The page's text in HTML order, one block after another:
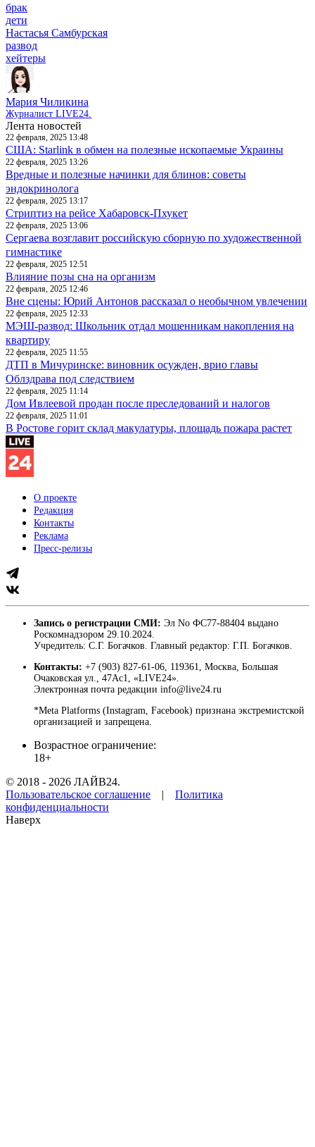
брак
дети
Настасья Самбурская
развод
хейтеры
Мария Чиликина
Журналист LIVE24.
Лента новостей
22 февраля, 2025 13:48
США: Starlink в обмен на полезные ископаемые Украины
22 февраля, 2025 13:26
Вредные и полезные начинки для блинов: советы
эндокринолога
22 февраля, 2025 13:17
Стриптиз на рейсе Хабаровск-Пхукет
22 февраля, 2025 13:06
Сергаева возглавит российскую сборную по художественной
гимнастике
22 февраля, 2025 12:51
Влияние позы сна на организм
22 февраля, 2025 12:46
Вне сцены: Юрий Антонов рассказал о необычном увлечении
22 февраля, 2025 12:33
МЭШ-развод: Школьник отдал мошенникам накопления на
квартиру
22 февраля, 2025 11:55
ДТП в Мичуринске: виновник осужден, врио главы
Облздрава под следствием
22 февраля, 2025 11:14
Дом Ивлеевой продан после преследований и налогов
22 февраля, 2025 11:01
В Ростове горит склад макулатуры, площадь пожара растет
О проекте
Редакция
Контакты
Реклама
Пресс-релизы
Запись о регистрации СМИ: Эл No ФС77-88404 выдано
Роскомнадзором 29.10.2024.
Учредитель: С.Г. Богачков. Главный редактор: Г.П. Богачков.
Контакты: +7 (903) 827-61-06, 119361, Москва, Большая
Очаковская ул., 47Ас1, «LIVE24».
Электронная почта редакции info@live24.ru
*Meta Platforms (Instagram, Facebook) признана экстремистской
организацией и запрещена.
Возрастное ограничение:
18+
© 2018 - 2026 ЛАЙВ24.
Пользовательское соглашение | Политика
конфиденциальности
Наверх